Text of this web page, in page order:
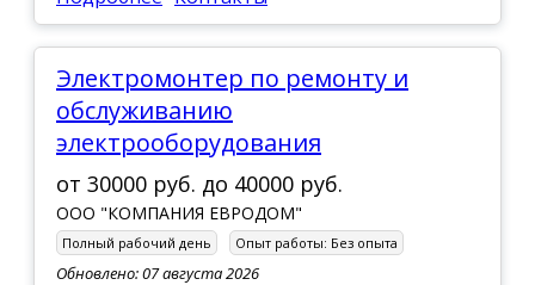
Электромонтер по ремонту и
обслуживанию
электрооборудования
от 30000 руб. до 40000 руб.
ООО "КОМПАНИЯ ЕВРОДОМ"
Полный рабочий день Опыт работы: Без опыта
Обновлено: 07 августа 2026